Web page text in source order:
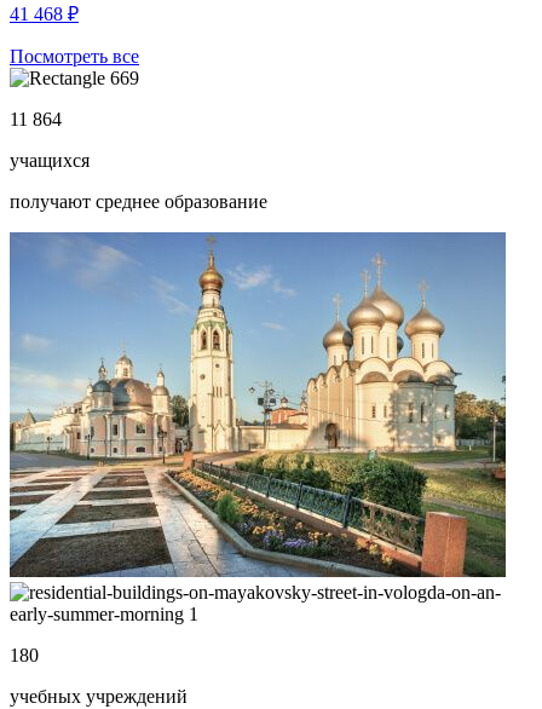
41 468 ₽
Посмотреть все
11 864
учащихся
получают среднее образование
180
учебных учреждений